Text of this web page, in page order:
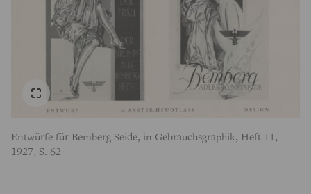
Entwürfe für Bemberg Seide, in Gebrauchsgraphik, Heft 11,
1927, S. 62